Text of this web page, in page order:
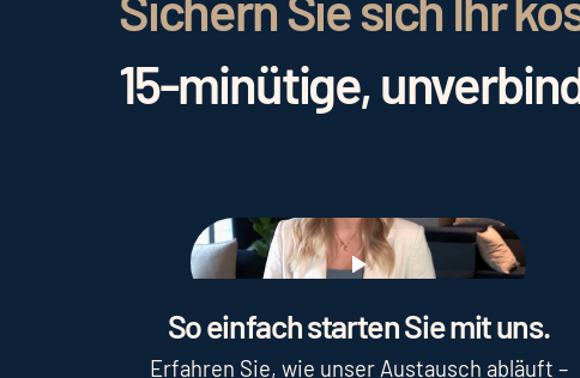
15-minütige,
Play
So einfach starten Sie mit uns.
Erfahren Sie, wie unser Austausch abläuft –